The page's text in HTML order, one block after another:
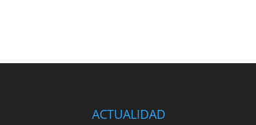
ACTUALIDAD